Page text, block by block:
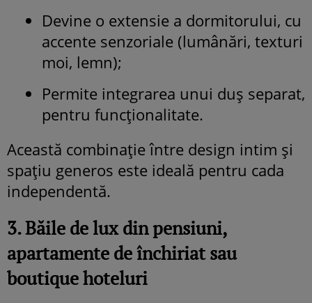
Devine o extensie a dormitorului, cu
accente senzoriale (lumânări, texturi
moi, lemn);
Permite integrarea unui duș separat,
pentru funcționalitate.
Această combinație între design intim și
spațiu generos este ideală pentru cada
independentă.
3. Băile de lux din pensiuni,
apartamente de închiriat sau
boutique hoteluri